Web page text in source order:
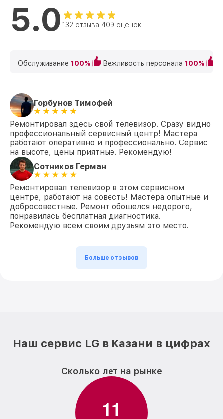
5.0 132 отзыва 409 оценок
Обслуживание 100% Вежливость персонала 100%
Горбунов Тимофей
Ремонтировал здесь свой телевизор. Сразу видно
профессиональный сервисный центр! Мастера
работают оперативно и профессионально. Сервис
на высоте, цены приятные. Рекомендую!
Сотников Герман
Ремонтировал телевизор в этом сервисном
центре, работают на совесть! Мастера опытные и
добросовестные. Ремонт обошелся недорого,
понравилась бесплатная диагностика.
Рекомендую всем своим друзьям это место.
Больше отзывов
Наш сервис LG в Казани в цифрах
Сколько лет на рынке
11